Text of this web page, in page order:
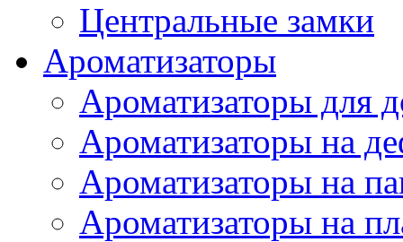
Центральные замки
Ароматизаторы
Ароматизаторы для
Ароматизаторы на
Ароматизаторы на
Ароматизаторы на